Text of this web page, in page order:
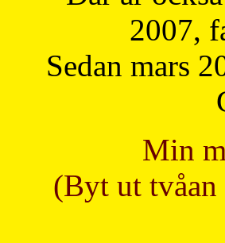
2007,
Sedan mars
Min
(Byt ut tvåan